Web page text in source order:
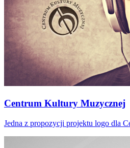
Centrum Kultury Muzycznej
Jedna z propozycji projektu logo dla